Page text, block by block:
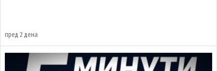
пред 2 дена